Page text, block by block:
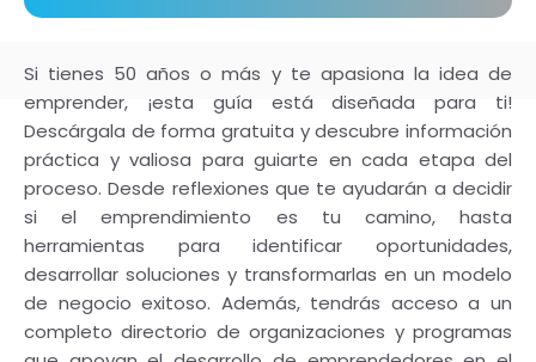
Si tienes 50 años o más y te apasiona la idea de
emprender, ¡esta guía está diseñada para ti!
Descárgala de forma gratuita y descubre información
práctica y valiosa para guiarte en cada etapa del
proceso. Desde reflexiones que te ayudarán a decidir
si el emprendimiento es tu camino, hasta
herramientas para identificar oportunidades,
desarrollar soluciones y transformarlas en un modelo
de negocio exitoso. Además, tendrás acceso a un
completo directorio de organizaciones y programas